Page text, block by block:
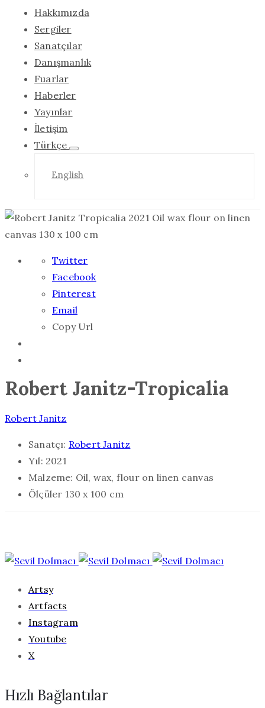
Hakkımızda
Sergiler
Sanatçılar
Danışmanlık
Fuarlar
Haberler
Yayınlar
İletişim
Türkçe
English
Twitter
Facebook
Pinterest
Email
Copy Url
Robert Janitz-Tropicalia
Robert Janitz
Sanatçı: Robert Janitz
Yıl: 2021
Malzeme: Oil, wax, flour on linen canvas
Ölçüler 130 x 100 cm
Artsy
Artfacts
Instagram
Youtube
X
Hızlı Bağlantılar